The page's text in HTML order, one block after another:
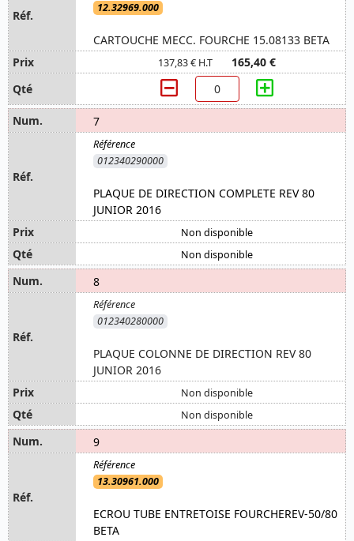
12.32969.000
CARTOUCHE MECC. FOURCHE 15.08133 BETA
137,83 € H.T 165,40 €
7
012340290000
PLAQUE DE DIRECTION COMPLETE REV 80
JUNIOR 2016
Non disponible
Non disponible
8
012340280000
PLAQUE COLONNE DE DIRECTION REV 80
JUNIOR 2016
Non disponible
Non disponible
9
13.30961.000
ECROU TUBE ENTRETOISE FOURCHEREV-50/80
BETA